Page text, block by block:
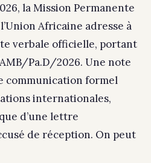
la Mission Permanente
Africaine adresse à
verbale officielle, portant
Pa.D/2026. Une note
communication formel
internationales,
d’une lettre
de réception. On peut